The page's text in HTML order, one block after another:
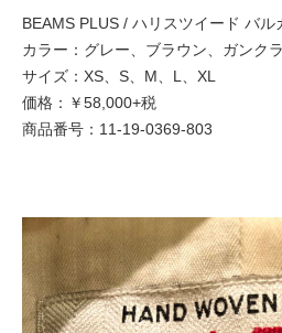
BEAMS PLUS / ハリスツイード バル
カラー：グレー、ブラウン、ガンク
サイズ：XS、S、M、L、XL
価格：￥58,000+税
商品番号：11-19-0369-803